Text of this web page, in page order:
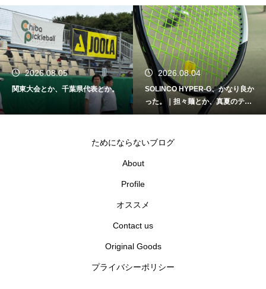
2026.08.05
関東大会とか、千葉県代表とか。
2026.08.04
SOLINCO HYPER-G、かなり良か
った。｜担々麺とか、真夏のテニ
スとか。
ためにならないブログ
About
Profile
オススメ
Contact us
Original Goods
プライバシーポリシー